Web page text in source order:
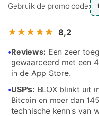
Gebruik de promo code:
★★★★★ 8,2
•Reviews: Een zeer
gewaardeerd met een
in de App Store.
•USP's: BLOX blinkt uit
Bitcoin en meer dan
technische kennis van